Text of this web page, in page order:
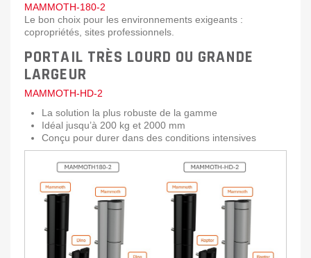
MAMMOTH-180-2
Le bon choix pour les environnements exigeants :
copropriétés, sites professionnels.
PORTAIL TRÈS LOURD OU GRANDE
LARGEUR
MAMMOTH-HD-2
La solution la plus robuste de la gamme
Idéal jusqu’à 200 kg et 2000 mm
Conçu pour durer dans des conditions intensives